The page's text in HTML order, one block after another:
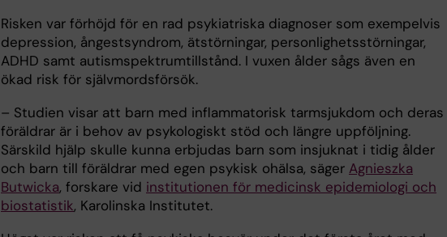
Risken var förhöjd för en rad psykiatriska diagnoser som exempelvis
depression, ångestsyndrom, ätstörningar, personlighetsstörningar,
ADHD samt autismspektrumtillstånd. I vuxen ålder sågs även en
ökad risk för självmordsförsök.
– Studien visar att barn med inflammatorisk tarmsjukdom och deras
föräldrar är i behov av psykologiskt stöd och längre uppföljning.
Särskild hjälp skulle kunna erbjudas barn som insjuknat i tidig ålder
och barn till föräldrar med egen psykisk ohälsa, säger Agnieszka
Butwicka, forskare vid institutionen för medicinsk epidemiologi och
biostatistik, Karolinska Institutet.